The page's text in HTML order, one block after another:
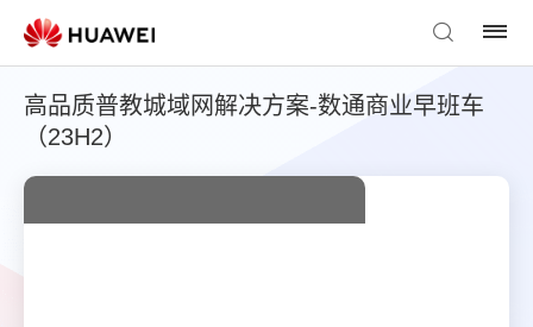
高品质普教城域网解决方案-数通商业早班车
（23H2）